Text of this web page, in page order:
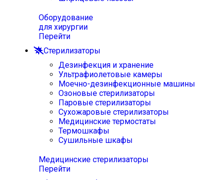
Оборудование
для хирургии
Перейти
Стерилизаторы
Дезинфекция и хранение
Ультрафиолетовые камеры
Моечно-дезинфекционные машины
Озоновые стерилизаторы
Паровые стерилизаторы
Сухожаровые стерилизаторы
Медицинские термостаты
Термошкафы
Сушильные шкафы
Медицинские стерилизаторы
Перейти